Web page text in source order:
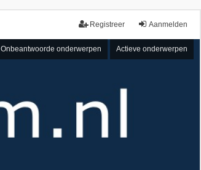
Aanmelden
Registreer
Onbeantwoorde onderwerpen Actieve onderwerpen